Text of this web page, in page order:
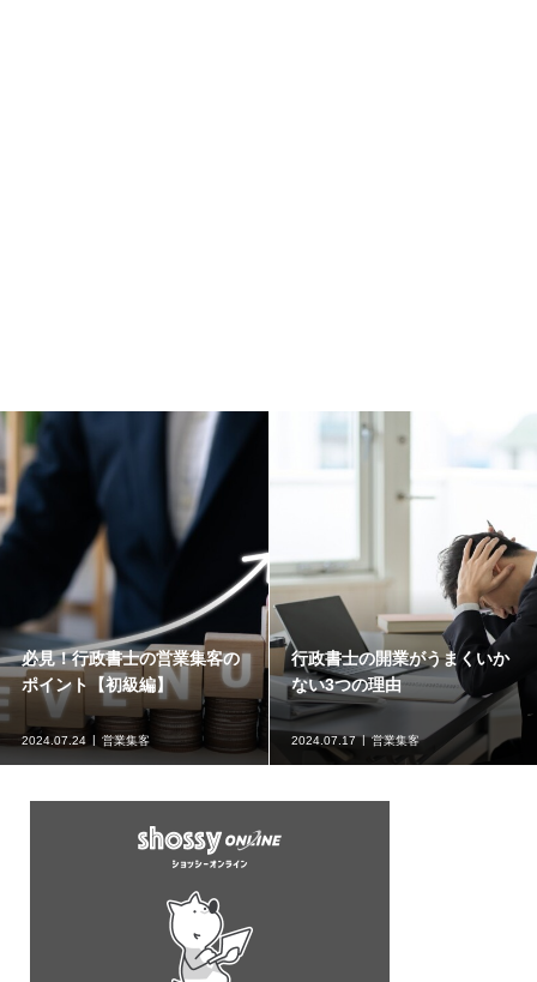
必見！行政書士の営業集客の
ポイント【初級編】
2024.07.24 営業集客
行政書士の開業がうまくいか
ない3つの理由
2024.07.17 営業集客